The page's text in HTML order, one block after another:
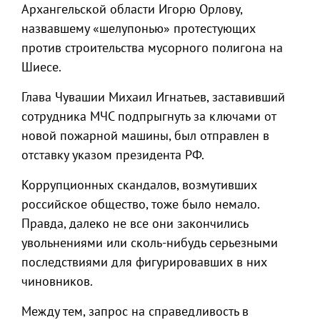
Архангельской области Игорю Орлову,
назвавшему «шелупонью» протестующих
против строительства мусорного полигона на
Шиесе.
Глава Чувашии Михаил Игнатьев, заставивший
сотрудника МЧС подпрыгнуть за ключами от
новой пожарной машины, был отправлен в
отставку указом президента РФ.
Коррупционных скандалов, возмутивших
российское общество, тоже было немало.
Правда, далеко не все они закончились
увольнениями или сколь-нибудь серьезными
последствиями для фигурировавших в них
чиновников.
Между тем, запрос на справедливость в